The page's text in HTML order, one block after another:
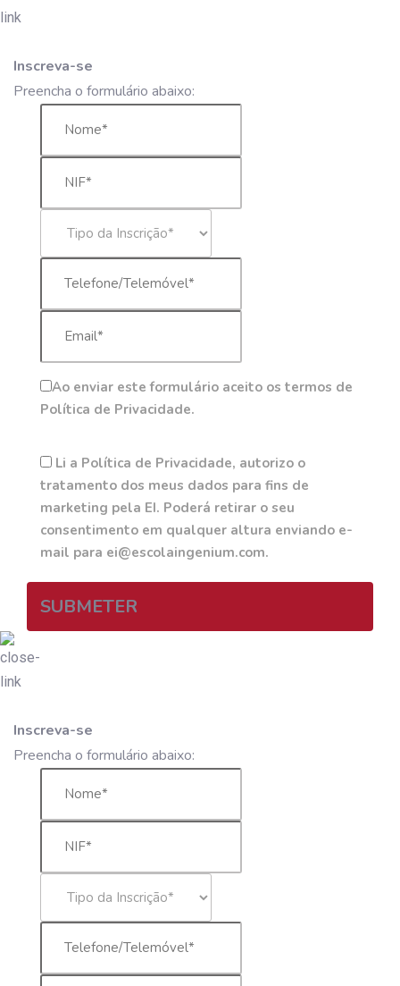
Inscreva-se
Preencha o formulário abaixo:
Ao enviar este formulário aceito os termos de
Política de Privacidade.
Li a Política de Privacidade, autorizo o
tratamento dos meus dados para fins de
marketing pela EI. Poderá retirar o seu
consentimento em qualquer altura enviando e-
mail para ei@escolaingenium.com.
SUBMETER
Inscreva-se
Preencha o formulário abaixo: